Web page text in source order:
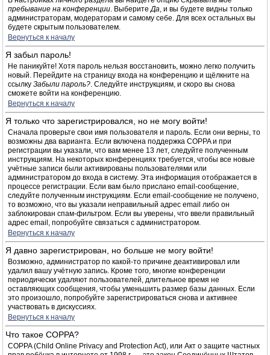
пребывание на конференции. ВыберитеДа, и вы будете видны только
администраторам, модераторам и самому себе. Для всех остальных вы
будете скрытым пользователем.
Вернуться к началу
Я забыл пароль!
Не паникуйте! Хотя пароль нельзя восстановить, можно легко получить
новый. Перейдите на страницу входа на конференцию и щёлкните на
ссылку Забыли пароль?. Следуйте инструкциям, и скоро вы снова
сможете войти на конференцию.
Вернуться к началу
Я только что зарегистрировался, но не могу войти!
Сначала проверьте свои имя пользователя и пароль. Если они верны, то
возможны два варианта. Если включена поддержка COPPA и при
регистрации вы указали, что вам менее 13 лет, следуйте полученным
инструкциям. На некоторых конференциях требуется, чтобы все новые
учётные записи были активированы пользователями или
администратором до входа в систему. Эта информация отображается в
процессе регистрации. Если вам было прислано email-сообщение,
следуйте полученным инструкциям. Если email-сообщение не получено,
то возможно, что вы указали неправильный адрес email либо он
заблокирован спам-фильтром. Если вы уверены, что ввели правильный
адрес email, попробуйте связаться с администратором.
Вернуться к началу
Я давно зарегистрирован, но больше не могу войти!
Возможно, администратор по какой-то причине деактивировал или
удалил вашу учётную запись. Кроме того, многие конференции
периодически удаляют пользователей, длительное время не
оставляющих сообщения, чтобы уменьшить размер базы данных. Если
это произошло, попробуйте зарегистрироваться снова и активнее
участвовать в дискуссиях.
Вернуться к началу
Что такое COPPA?
COPPA (Child Online Privacy and Protection Act), или Акт о защите частных